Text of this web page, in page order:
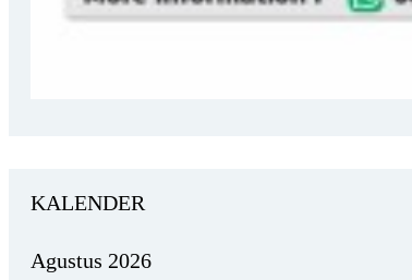
KALENDER
Agustus 2026